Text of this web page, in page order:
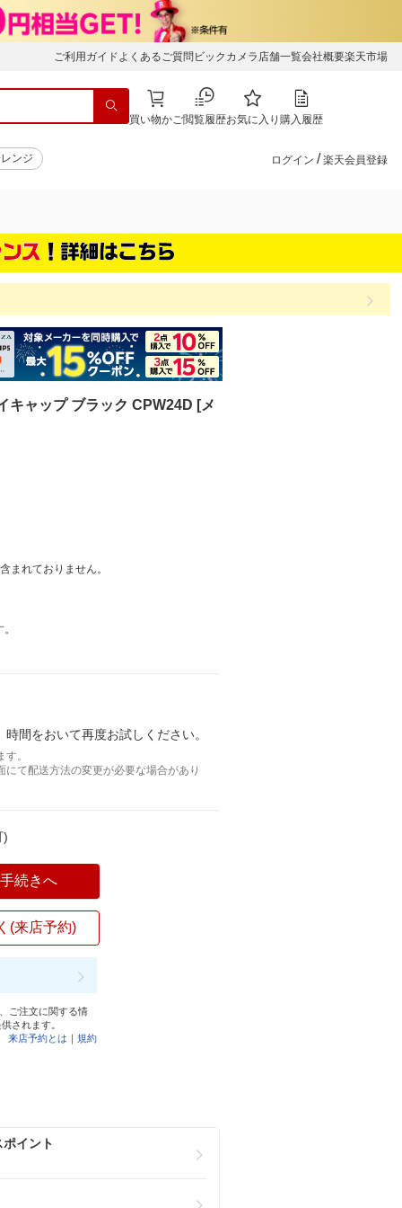
ご利用ガイド よくあるご質問 ビックカメラ店舗一覧会社概要楽天市場
買い物かご閲覧履歴お気に入り 購入履歴
ンジ ログイン / 楽天会員登録
キャップ ブラック CPW24D [メ
まれておりません。
間をおいて再度お試しください。
。
て配送方法の変更が必要な場合があり
)
続きへ
(来店予約)
ご注文に関する情
されます。
来店予約とは ｜規約
イント